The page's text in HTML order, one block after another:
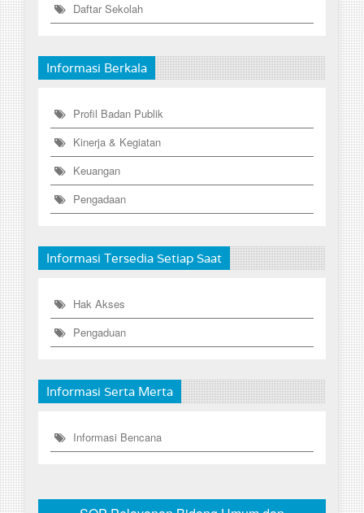
Daftar Sekolah
Informasi Berkala
Profil Badan Publik
Kinerja & Kegiatan
Keuangan
Pengadaan
Informasi Tersedia Setiap Saat
Hak Akses
Pengaduan
Informasi Serta Merta
Informasi Bencana